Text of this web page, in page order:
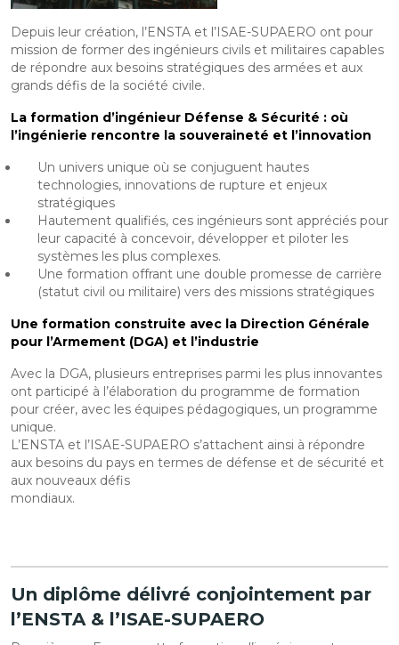
Depuis leur création, l’ENSTA et l’ISAE-SUPAERO ont pour
mission de former des ingénieurs civils et militaires capables
de répondre aux besoins stratégiques des armées et aux
grands défis de la société civile.
La formation d’ingénieur Défense & Sécurité : où
l’ingénierie rencontre la souveraineté et l’innovation
Un univers unique où se conjuguent hautes
technologies, innovations de rupture et enjeux
stratégiques
Hautement qualifiés, ces ingénieurs sont appréciés pour
leur capacité à concevoir, développer et piloter les
systèmes les plus complexes.
Une formation offrant une double promesse de carrière
(statut civil ou militaire) vers des missions stratégiques
Une formation construite avec la Direction Générale
pour l’Armement (DGA) et l’industrie
Avec la DGA, plusieurs entreprises parmi les plus innovantes
ont participé à l’élaboration du programme de formation
pour créer, avec les équipes pédagogiques, un programme
unique.
L’ENSTA et l’ISAE-SUPAERO s’attachent ainsi à répondre
aux besoins du pays en termes de défense et de sécurité et
aux nouveaux défis
mondiaux.
Un diplôme délivré conjointement par
l’ENSTA & l’ISAE-SUPAERO